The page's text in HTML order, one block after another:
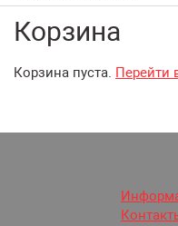
Корзина
Корзина пуста. Перейти
Организациям
Оплата и Доставка